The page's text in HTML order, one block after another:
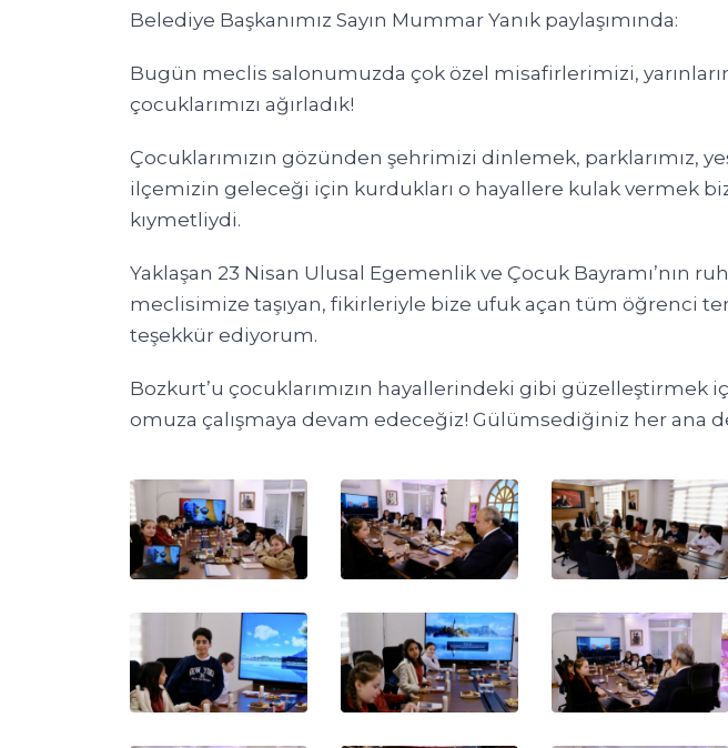
Belediye Başkanımız Sayın Mummar Yanık paylaşımında:
Bugün meclis salonumuzda çok özel misafirlerimizi,
çocuklarımızı ağırladık!
Çocuklarımızın gözünden şehrimizi dinlemek, parklarımız,
ilçemizin geleceği için kurdukları o hayallere kulak vermek
kıymetliydi.
Yaklaşan 23 Nisan Ulusal Egemenlik ve Çocuk Bayramı’nın
meclisimize taşıyan, fikirleriyle bize ufuk açan tüm öğrenci
teşekkür ediyorum.
Bozkurt’u çocuklarımızın hayallerindeki gibi güzelleştirmek
omuza çalışmaya devam edeceğiz! Gülümsediğiniz her ana